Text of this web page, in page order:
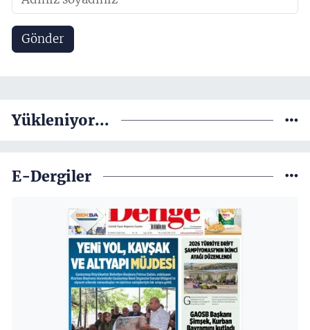
Gönder
Yükleniyor...
E-Dergiler